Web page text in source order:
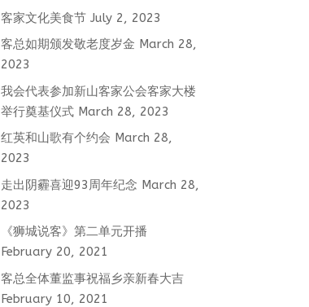
客家文化美食节 July 2, 2023
客总如期颁发敬老度岁金 March 28,
2023
我会代表参加新山客家公会客家大楼
举行奠基仪式 March 28, 2023
红英和山歌有个约会 March 28,
2023
走出阴霾喜迎93周年纪念 March 28,
2023
《狮城说客》第二单元开播
February 20, 2021
客总全体董监事祝福乡亲新春大吉
February 10, 2021